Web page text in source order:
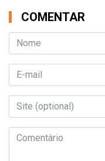
COMENTAR